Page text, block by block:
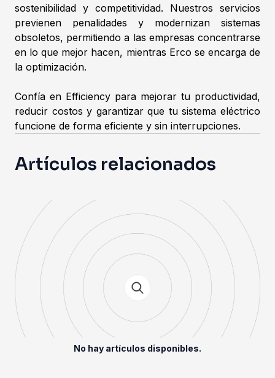
sostenibilidad y competitividad. Nuestros servicios
previenen penalidades y modernizan sistemas
obsoletos, permitiendo a las empresas concentrarse
en lo que mejor hacen, mientras Erco se encarga de
la optimización.
Confía en Efficiency para mejorar tu productividad,
reducir costos y garantizar que tu sistema eléctrico
funcione de forma eficiente y sin interrupciones.
Artículos relacionados
No hay artículos disponibles.